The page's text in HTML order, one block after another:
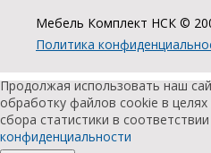
Мебель Комплект НСК ©
Политика
Продолжая использовать наш
обработку файлов cookie в
сбора статистики в
конфиденциальности